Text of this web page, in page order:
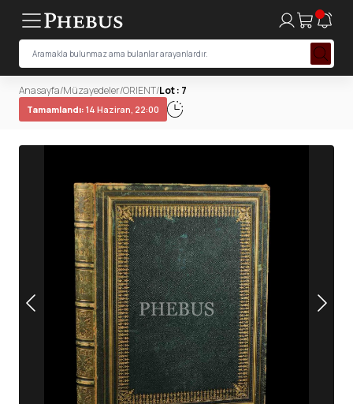
Anasayfa/Müzayedeler/ORIENT/Lot : 7
Tamamlandı: 14 Haziran, 22:00